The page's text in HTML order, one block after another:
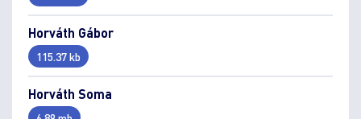
Horváth Gábor
115.37 kb
Horváth Soma